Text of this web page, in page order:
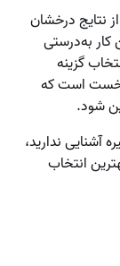
نتایج درخشان
کار به‌درستی
گزینه
نخست است که
شود.
آشنایی ندارید،
انتخاب